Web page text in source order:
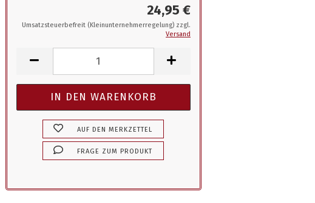
24,95 €
Umsatzsteuerbefreit (Kleinunternehmerregelung) zzgl.
Versand
AUF DEN MERKZETTEL
FRAGE ZUM PRODUKT